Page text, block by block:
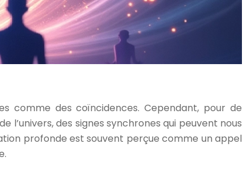
comme des coïncidences. Cependant, pour de
l’univers, des signes synchrones qui peuvent nous
profonde est souvent perçue comme un appel